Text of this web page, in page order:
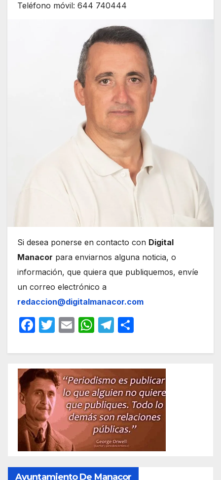
Teléfono móvil: 644 740444
Si desea ponerse en contacto con Digital
Manacor para enviarnos alguna noticia, o
información, que quiera que publiquemos, envíe
un correo electrónico a
redaccion@digitalmanacor.com
F
c
e
b
o
o
k
T
itt
er
E
ail
W
at
s
A
p
p
T
e
gr
a
m
m
p
ar
tir
Ayuntamiento De Manacor